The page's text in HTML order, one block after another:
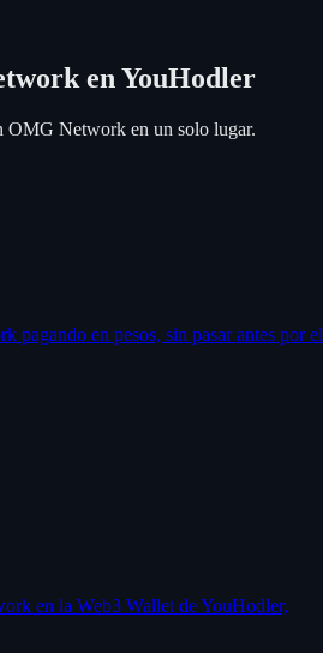
en YouHodler
OMG Network en un solo lugar.
pagando en pesos, sin pasar antes por el
en la Web3 Wallet de YouHodler,